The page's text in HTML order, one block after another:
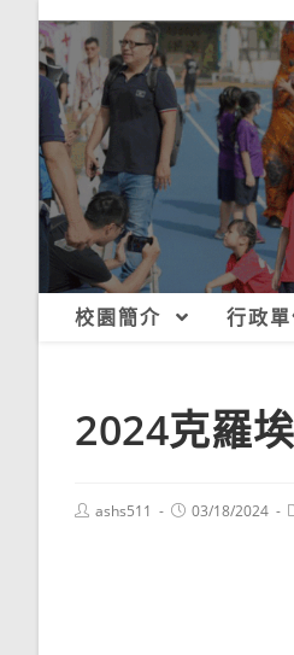
校園簡介 行政
2024克羅
Postashs511
Post03/18/2024